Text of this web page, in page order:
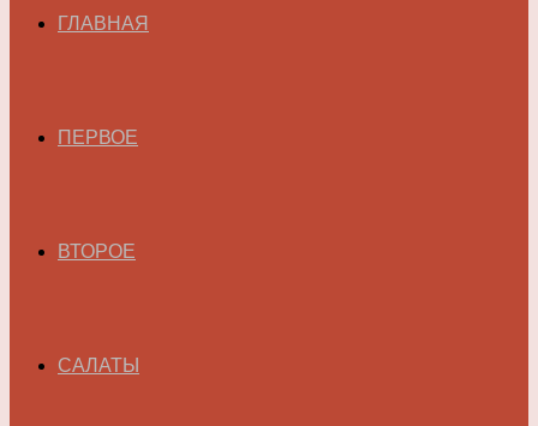
ГЛАВНАЯ
ПЕРВОЕ
ВТОРОЕ
САЛАТЫ